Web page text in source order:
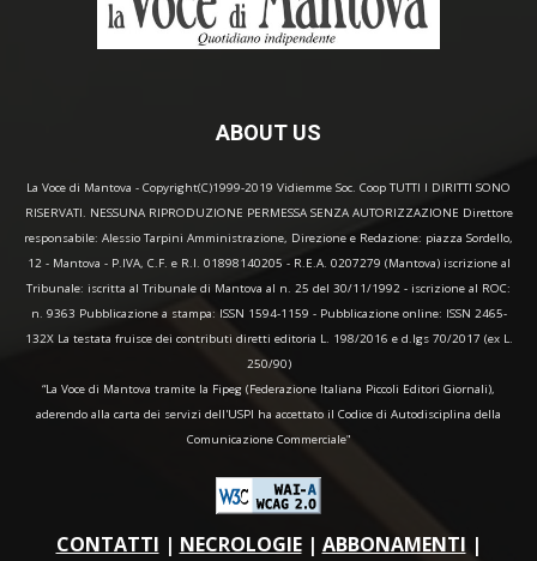
ABOUT US
La Voce di Mantova - Copyright(C)1999-2019 Vidiemme Soc. Coop TUTTI I DIRITTI SONO
RISERVATI. NESSUNA RIPRODUZIONE PERMESSA SENZA AUTORIZZAZIONE Direttore
responsabile: Alessio Tarpini Amministrazione, Direzione e Redazione: piazza Sordello,
12 - Mantova - P.IVA, C.F. e R.I. 01898140205 - R.E.A. 0207279 (Mantova) iscrizione al
Tribunale: iscritta al Tribunale di Mantova al n. 25 del 30/11/1992 - iscrizione al ROC:
n. 9363 Pubblicazione a stampa: ISSN 1594-1159 - Pubblicazione online: ISSN 2465-
132X La testata fruisce dei contributi diretti editoria L. 198/2016 e d.lgs 70/2017 (ex L.
250/90)
“La Voce di Mantova tramite la Fipeg (Federazione Italiana Piccoli Editori Giornali),
aderendo alla carta dei servizi dell'USPI ha accettato il Codice di Autodisciplina della
Comunicazione Commerciale"
CONTATTI | NECROLOGIE| ABBONAMENTI |